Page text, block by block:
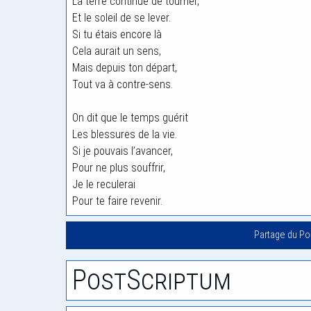
Et le soleil de se lever.
Si tu étais encore là
Cela aurait un sens,
Mais depuis ton départ,
Tout va à contre-sens.
On dit que le temps guérit
Les blessures de la vie.
Si je pouvais l’avancer,
Pour ne plus souffrir,
Je le reculerai
Pour te faire revenir.
Partage du
PostScriptum